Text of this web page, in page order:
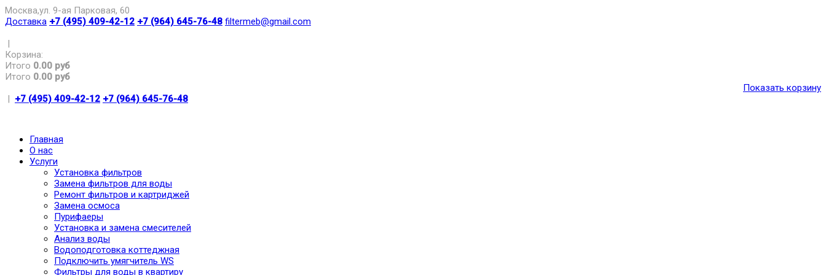
Москва,ул. 9-ая Парковая, 60
Доставка +7 (495) 409-42-12 +7 (964) 645-76-48 filtermeb@gmail.com
|
Корзина:
Итого 0.00 руб
Итого 0.00 руб
Показать корзину
| +7 (495) 409-42-12 +7 (964) 645-76-48
Главная
О нас
Услуги
Установка фильтров
Замена фильтров для воды
Ремонт фильтров и картриджей
Замена осмоса
Пурифаеры
Установка и замена смесителей
Анализ воды
Водоподготовка коттеджная
Подключить умягчитель WS
Фильтры для воды в квартиру